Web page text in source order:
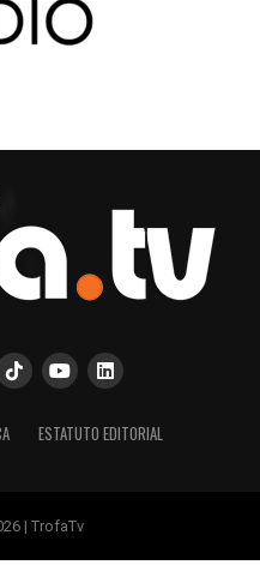
ESTATUTO EDITORIAL
| TrofaTv